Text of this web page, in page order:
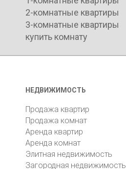
2-комнатные квартиры
3-комнатные квартиры
купить комнату
НЕДВИЖИМОСТЬ
Продажа квартир
Продажа комнат
Аренда квартир
Аренда комнат
Элитная недвижимость
Загородная недвижимость